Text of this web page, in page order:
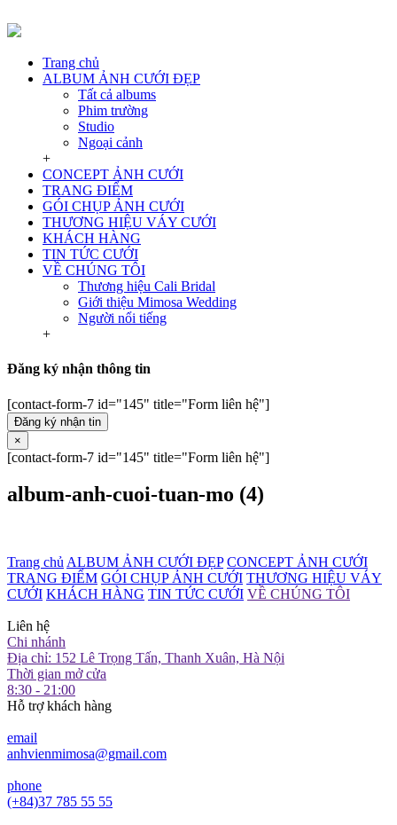
Trang chủ
ALBUM ẢNH CƯỚI ĐẸP
Tất cả albums
Phim trường
Studio
Ngoại cảnh
+
CONCEPT ẢNH CƯỚI
TRANG ĐIỂM
GÓI CHỤP ẢNH CƯỚI
THƯƠNG HIỆU VÁY CƯỚI
KHÁCH HÀNG
TIN TỨC CƯỚI
VỀ CHÚNG TÔI
Thương hiệu Cali Bridal
Giới thiệu Mimosa Wedding
Người nổi tiếng
+
Đăng ký nhận thông tin
[contact-form-7 id="145" title="Form liên hệ"]
Đăng ký nhận tin
×
[contact-form-7 id="145" title="Form liên hệ"]
album-anh-cuoi-tuan-mo (4)
Trang chủ ALBUM ẢNH CƯỚI ĐẸP CONCEPT ẢNH CƯỚI
TRANG ĐIỂM GÓI CHỤP ẢNH CƯỚI THƯƠNG HIỆU VÁY
CƯỚI KHÁCH HÀNG TIN TỨC CƯỚI VỀ CHÚNG TÔI
Liên hệ
Chi nhánh
Địa chỉ: 152 Lê Trọng Tấn, Thanh Xuân, Hà Nội
Thời gian mở cửa
8:30 - 21:00
Hỗ trợ khách hàng
email
anhvienmimosa@gmail.com
phone
(+84)37 785 55 55